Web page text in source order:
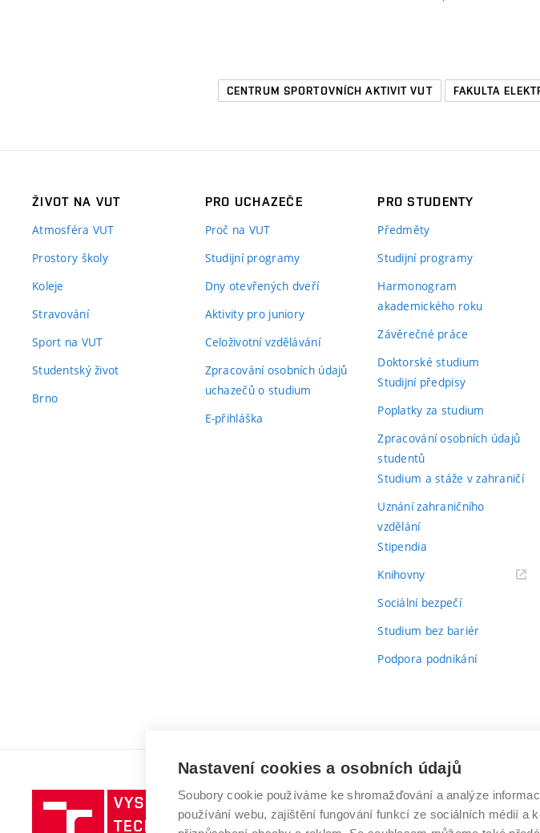
CENTRUM SPORTOVNÍCH AKTIVIT VUT FAKULTA
ŽIVOT NA VUT
Atmosféra VUT
Prostory školy
Koleje
Stravování
Sport na VUT
Studentský život
Brno
PRO UCHAZEČE
Proč na VUT
Studijní programy
Dny otevřených dveří
Aktivity pro juniory
Celoživotní vzdělávání
Zpracování osobních údajů
uchazečů o studium
E-přihláška
PRO STUDENTY
Předměty
Studijní programy
Harmonogram
akademického roku
Závěrečné práce
Doktorské studium
Studijní předpisy
Poplatky za studium
Zpracování osobních údajů
studentů
Studium a stáže v zahraničí
Uznání zahraničního
vzdělání
Stipendia
Knihovny(externí
Sociální bezpečí
Studium bez bariér
Podpora podnikání
Vysoké
učení
VYSOKÉ UČENÍ
Antonínská 548/1
Nastavení cookies a osobních údajů
Soubory cookie používáme ke shromažďování a analýze
používání webu, zajištění fungování funkcí ze sociálních médií a